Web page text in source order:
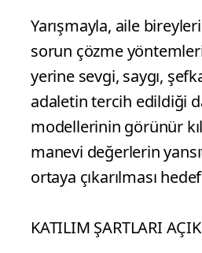
Yarışmayla, aile
sorun çözme
yerine sevgi, saygı,
adaletin tercih edildiği
modellerinin görünür
manevi değerlerin
ortaya çıkarılması
KATILIM ŞARTLARI